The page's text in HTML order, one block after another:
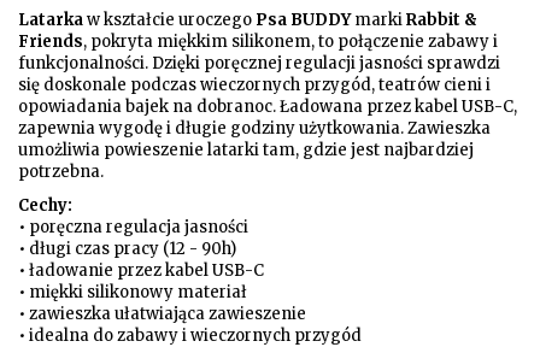
Latarkaw kształcie uroczego Psa BUDDYmarkiRabbit &
Friends, pokryta miękkim silikonem, to połączenie zabawy i
funkcjonalności. Dzięki poręcznej regulacji jasności sprawdzi
się doskonale podczas wieczornych przygód, teatrów cieni i
opowiadania bajek na dobranoc. Ładowana przez kabel USB-C,
zapewnia wygodę i długie godziny użytkowania. Zawieszka
umożliwia powieszenie latarki tam, gdzie jest najbardziej
potrzebna.
Cechy:
• poręczna regulacja jasności
• długi czas pracy (12 - 90h)
• ładowanie przez kabel USB-C
• miękki silikonowy materiał
• zawieszka ułatwiająca zawieszenie
• idealna do zabawy i wieczornych przygód